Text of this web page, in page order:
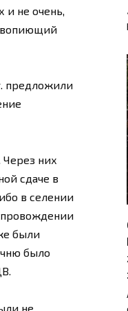
и не очень,
вопиющий
предложили
Через них
сдаче в
в селении
были
было
не